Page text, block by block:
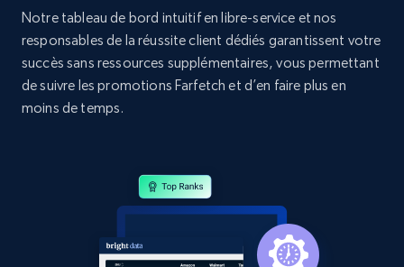
Home Depot US - Discovery products by
specific category URL
URL, Domain, Country code, Model number,
355+
Notre tableau de bord intuitif en libre-service et nos
responsables de la réussite client dédiés garantissent votre
succès sans ressources supplémentaires, vous permettant
de suivre les promotions Farfetch et d’en faire plus en
moins de temps.